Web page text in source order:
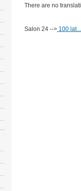
There are no
Salon 24 -->100